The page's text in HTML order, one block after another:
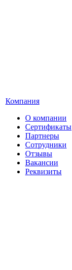
Компания
О компании
Сертификаты
Партнеры
Сотрудники
Отзывы
Вакансии
Реквизиты